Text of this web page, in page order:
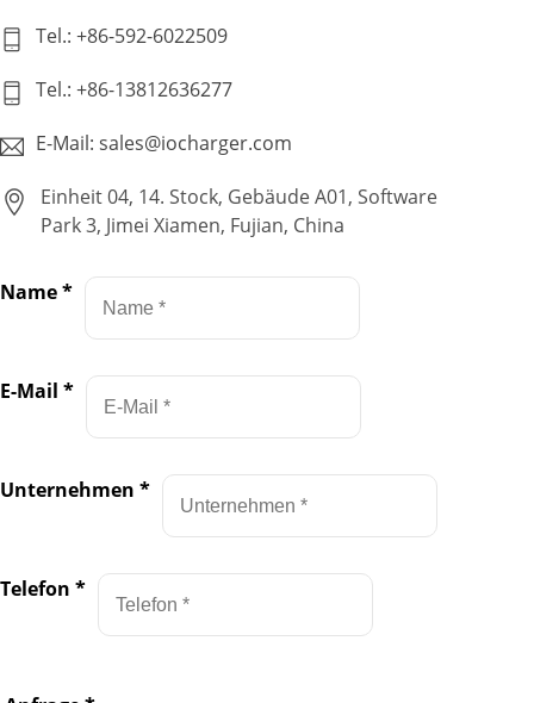
Tel.: +86-592-6022509
Tel.: +86-13812636277
E-Mail: sales@iocharger.com
Einheit 04, 14. Stock, Gebäude A01, Software
Park 3, Jimei Xiamen, Fujian, China
Name*
E-Mail *
Unternehmen *
Telefon *